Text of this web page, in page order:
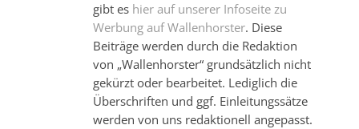
gibt es hier auf unserer Infoseite zu
Werbung auf Wallenhorster. Diese
Beiträge werden durch die Redaktion
von „Wallenhorster“ grundsätzlich nicht
gekürzt oder bearbeitet. Lediglich die
Überschriften und ggf. Einleitungssätze
werden von uns redaktionell angepasst.